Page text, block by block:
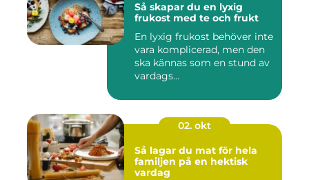
Så skapar du en lyxig
frukost med te och frukt
En lyxig frukost behöver inte
vara komplicerad, men den
ska kännas som en stund av
vardags...
02. okt
Så lagar du mat för hela
familjen på en hektisk
vardag